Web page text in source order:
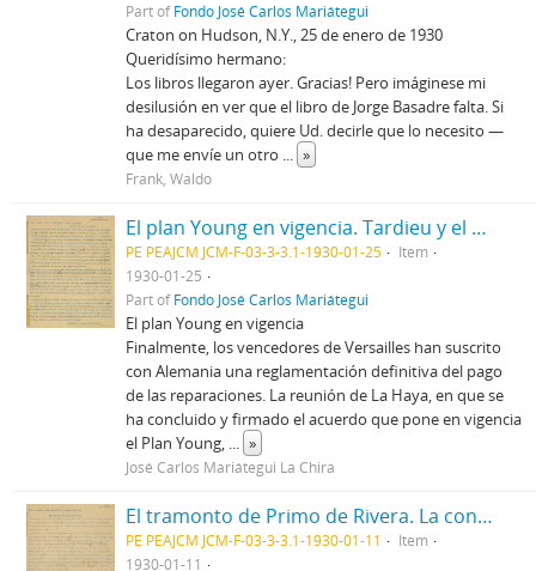
Part ofFondo José Carlos Mariátegui
Craton on Hudson, N.Y., 25 de enero de 1930
Queridísimo hermano:
Los libros llegaron ayer. Gracias! Pero imáginese mi
desilusión en ver que el libro de Jorge Basadre falta. Si
ha desaparecido, quiere Ud. decirle que lo necesito —
que me envíe un otro ... »
Frank, Waldo
El plan Young en vigencia. Tardieu y el parlamento francés. La conferencia naval de Londres
PE PEAJCM JCM-F-03-3-3.1-1930-01-25
Item
1930-01-25
Part ofFondo José Carlos Mariátegui
El plan Young en vigencia
Finalmente, los vencedores de Versailles han suscrito
con Alemania una reglamentación definitiva del pago
de las reparaciones. La reunión de La Haya, en que se
ha concluido y firmado el acuerdo que pone en vigencia
el Plan Young, ... »
José Carlos Mariátegui La Chira
El tramonto de Primo de Rivera. La conferencia de La Haya. La limitación de los armamentos navales
PE PEAJCM JCM-F-03-3-3.1-1930-01-11
Item
1930-01-11